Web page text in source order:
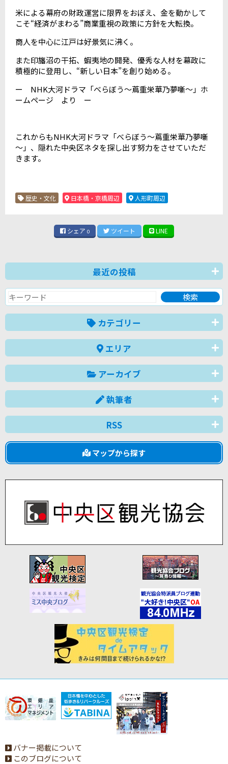
米による幕府の財政運営に限界をおぼえ、金を動かして
こそ“経済がまわる”商業重視の政策に方針を大転換。
商人を中心に江戸は好景気に沸く。
また印旛沼の干拓、蝦夷地の開発、優秀な人材を幕政に
積極的に登用し、“新しい日本”を創り始める。
ー NHK大河ドラマ「べらぼう～蔦重栄華乃夢噺～」ホ
ームページ より ー
これからもNHK大河ドラマ「べらぼう～蔦重栄華乃夢噺
～」、隠れた中央区ネタを探し出す努力をさせていただ
きます。
歴史・文化 日本橋・京橋周辺 人形町周辺
シェア 0 ツイート LINE
最近の投稿
カテゴリー
エリア
アーカイブ
執筆者
RSS
マップから探す
バナー掲載について
このブログについて